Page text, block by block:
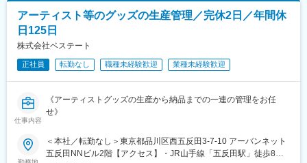
アーティスト等のグッズの生産管理／完休2日／年間休
日125日
株式会社ベステート
正社員 転勤なし 職種未経験歓迎 業種未経験歓迎
仕事内容
《アーティストグッズの生産から納品までの一連の管理をお任
せ》
＜本社／転勤なし＞東京都品川区西五反田3-7-10 アーバンネット
五反田NNビル2階【アクセス】・JR山手線「五反田駅」徒歩8